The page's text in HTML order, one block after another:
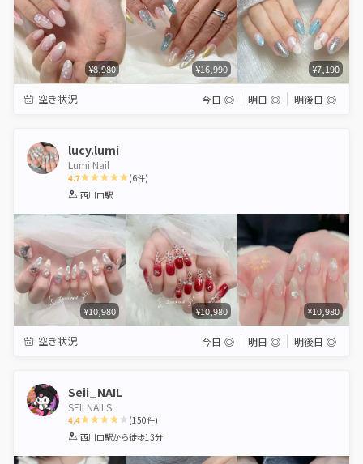
¥8,980 ¥16,990 ¥7,190
空き状況 今日 ◎ 明日 ◎ 明後日 ◎
lucy.lumi
Lumi Nail
4.7
1 2 3 4
(6件)
西川口駅
¥10,980 ¥10,980 ¥10,980
空き状況 今日 ◎ 明日 ◎ 明後日 ◎
Seii_NAIL
SEII NAILS
4.4
1 2 3 4 5
(150件)
西川口駅から徒歩13分